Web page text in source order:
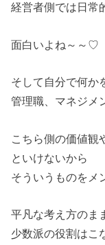
経営者側では日常
面白いよね～～♡
そして自分で何か
管理職、マネジメ
こちら側の価値観
といけないから
そういうものをメ
平凡な考え方のま
少数派の役割はこ